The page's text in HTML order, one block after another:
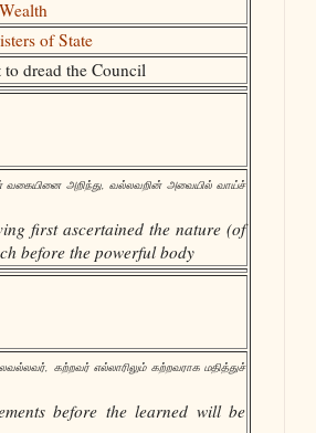
of State
dread the Council
அறிந்து, வல்லவறின் அவையில் வாய்ச்
first ascertained the nature (of
before the powerful body
கற்றவர் எல்லாரிலும் கற்றவராக மதித்துச்
before the learned will be